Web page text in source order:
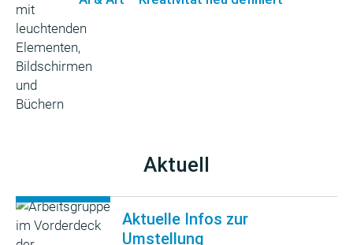
Aktuell
Aktuelle Infos zur
Umstellung